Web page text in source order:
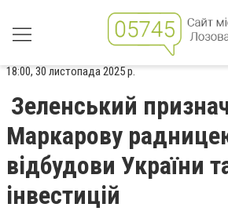
18:00, 30 листопада 2025 р.
Зеленський
Маркарову
відбудови України
інвестицій